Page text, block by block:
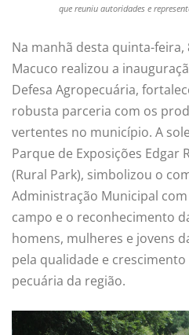
que reuniu autoridades e
Na manhã desta quinta-
Macuco realizou a
Defesa Agropecuária,
robusta parceria com os
vertentes no município. A
Parque de Exposições Edgar
(Rural Park), simbolizou o
Administração Municipal
campo e o reconhecimento
homens, mulheres e jovens
pela qualidade e
pecuária da região.